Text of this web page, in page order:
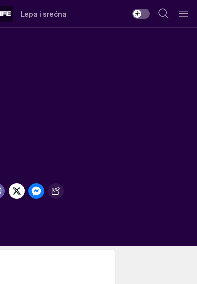
Lepa i srećna